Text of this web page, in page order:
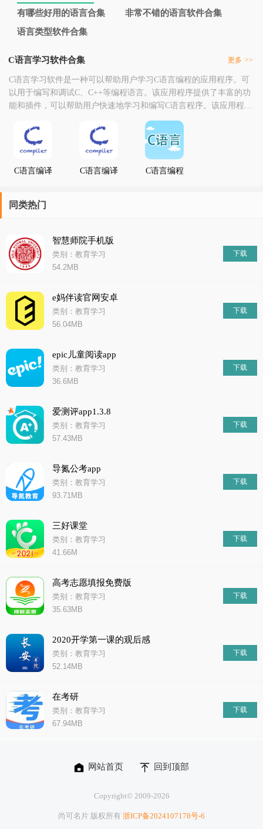
有哪些好用的语言合集
非常不错的语言软件合集
语言类型软件合集
C语言学习软件合集 更多 >>
C语言学习软件是一种可以帮助用户学习C语言编程的应用程序。可
以用于编写和调试C、C++等编程语言。该应用程序提供了丰富的功
能和插件，可以帮助用户快速地学习和编写C语言程序。该应用程序
提供了易于使用的界面和丰富的功能，适合初学者使用。该应用程
序提供了丰富的插件和扩展，可以帮助用户更加高效地学习和编写C
语言程序。该应用程序提供了简单易用的界面和强大的功能，适合
初学者使用。可以通过电子书的形式进行学习和
C语言编译
C语言编译
C语言编程
同类热门
智慧师院手机版
类别：教育学习
54.2MB
下载
e妈伴读官网安卓
类别：教育学习
56.04MB
下载
epic儿童阅读app
类别：教育学习
36.6MB
下载
爱测评app1.3.8
类别：教育学习
57.43MB
下载
​导氮公考app
类别：教育学习
93.71MB
下载
三好课堂
类别：教育学习
41.66M
下载
高考志愿填报免费版
类别：教育学习
35.63MB
下载
2020开学第一课的观后感
类别：教育学习
52.14MB
下载
在考研
类别：教育学习
67.94MB
下载
网站首页 回到顶部
Copyright© 2009-2026
尚可名片 版权所有 浙ICP备2024107178号-6